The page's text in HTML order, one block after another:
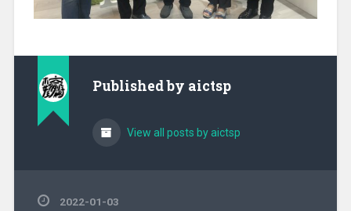
Published by aictsp
View all posts by aictsp
2022-01-03